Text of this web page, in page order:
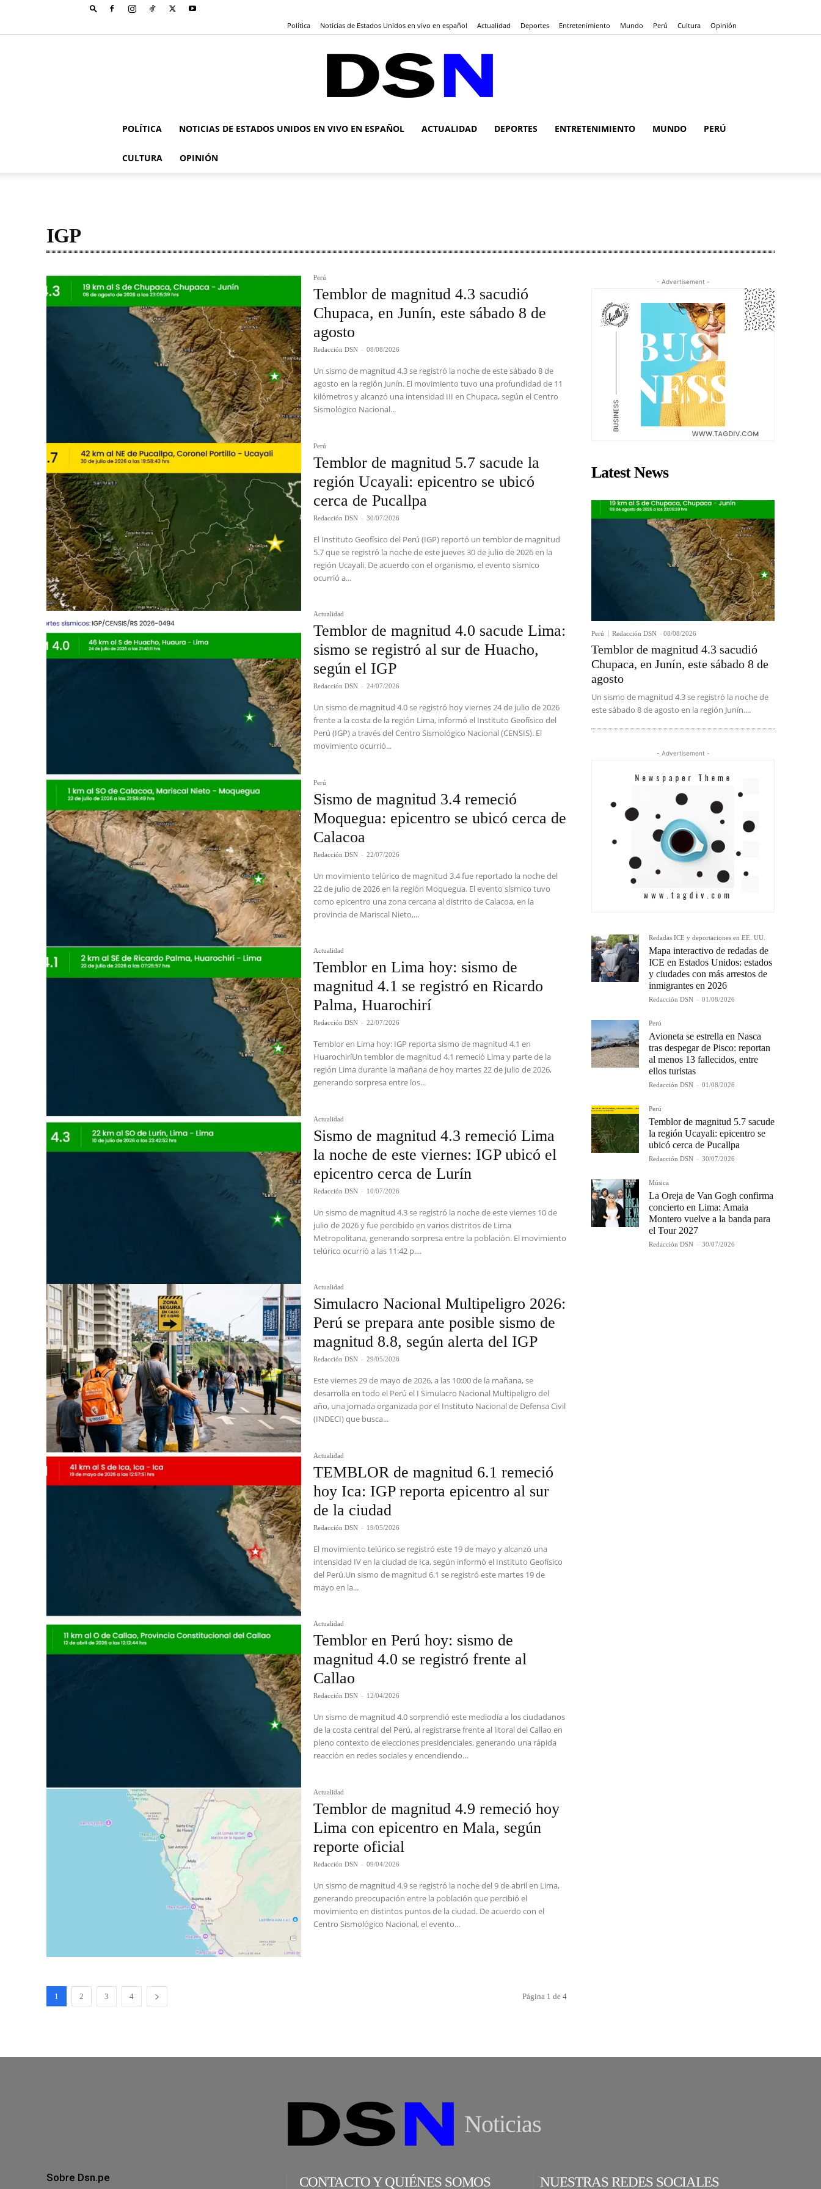
Política Noticias de Estados Unidos en vivo en español Actualidad Deportes Entretenimiento Mundo Perú Cultura Opinión
POLÍTICA NOTICIAS DE ESTADOS UNIDOS EN VIVO EN ESPAÑOL ACTUALIDAD DEPORTES ENTRETENIMIENTO MUNDO PERÚ
CULTURA OPINIÓN
IGP
Perú
Temblor de magnitud 4.3 sacudió
Chupaca, en Junín, este sábado 8 de
agosto
Redacción DSN - 08/08/2026
Un sismo de magnitud 4.3 se registró la noche de este sábado 8 de
agosto en la región Junín. El movimiento tuvo una profundidad de 11
kilómetros y alcanzó una intensidad III en Chupaca, según el Centro
Sismológico Nacional...
Perú
Temblor de magnitud 5.7 sacude la
región Ucayali: epicentro se ubicó
cerca de Pucallpa
Redacción DSN - 30/07/2026
El Instituto Geofísico del Perú (IGP) reportó un temblor de magnitud
5.7 que se registró la noche de este jueves 30 de julio de 2026 en la
región Ucayali. De acuerdo con el organismo, el evento sísmico
ocurrió a...
Actualidad
Temblor de magnitud 4.0 sacude Lima:
sismo se registró al sur de Huacho,
según el IGP
Redacción DSN - 24/07/2026
Un sismo de magnitud 4.0 se registró hoy viernes 24 de julio de 2026
frente a la costa de la región Lima, informó el Instituto Geofísico del
Perú (IGP) a través del Centro Sismológico Nacional (CENSIS). El
movimiento ocurrió...
Perú
Sismo de magnitud 3.4 remeció
Moquegua: epicentro se ubicó cerca de
Calacoa
Redacción DSN - 22/07/2026
Un movimiento telúrico de magnitud 3.4 fue reportado la noche del
22 de julio de 2026 en la región Moquegua. El evento sísmico tuvo
como epicentro una zona cercana al distrito de Calacoa, en la
provincia de Mariscal Nieto,...
Actualidad
Temblor en Lima hoy: sismo de
magnitud 4.1 se registró en Ricardo
Palma, Huarochirí
Redacción DSN - 22/07/2026
Temblor en Lima hoy: IGP reporta sismo de magnitud 4.1 en
HuarochiríUn temblor de magnitud 4.1 remeció Lima y parte de la
región Lima durante la mañana de hoy martes 22 de julio de 2026,
generando sorpresa entre los...
Actualidad
Sismo de magnitud 4.3 remeció Lima
la noche de este viernes: IGP ubicó el
epicentro cerca de Lurín
Redacción DSN - 10/07/2026
Un sismo de magnitud 4.3 se registró la noche de este viernes 10 de
julio de 2026 y fue percibido en varios distritos de Lima
Metropolitana, generando sorpresa entre la población. El movimiento
telúrico ocurrió a las 11:42 p....
Actualidad
Simulacro Nacional Multipeligro 2026:
Perú se prepara ante posible sismo de
magnitud 8.8, según alerta del IGP
Redacción DSN - 29/05/2026
Este viernes 29 de mayo de 2026, a las 10:00 de la mañana, se
desarrolla en todo el Perú el I Simulacro Nacional Multipeligro del
año, una jornada organizada por el Instituto Nacional de Defensa Civil
(INDECI) que busca...
Actualidad
TEMBLOR de magnitud 6.1 remeció
hoy Ica: IGP reporta epicentro al sur
de la ciudad
Redacción DSN - 19/05/2026
El movimiento telúrico se registró este 19 de mayo y alcanzó una
intensidad IV en la ciudad de Ica, según informó el Instituto Geofísico
del Perú.Un sismo de magnitud 6.1 se registró este martes 19 de
mayo en la...
Actualidad
Temblor en Perú hoy: sismo de
magnitud 4.0 se registró frente al
Callao
Redacción DSN - 12/04/2026
Un sismo de magnitud 4.0 sorprendió este mediodía a los ciudadanos
de la costa central del Perú, al registrarse frente al litoral del Callao en
pleno contexto de elecciones presidenciales, generando una rápida
reacción en redes sociales y encendiendo...
Actualidad
Temblor de magnitud 4.9 remeció hoy
Lima con epicentro en Mala, según
reporte oficial
Redacción DSN - 09/04/2026
Un sismo de magnitud 4.9 se registró la noche del 9 de abril en Lima,
generando preocupación entre la población que percibió el
movimiento en distintos puntos de la ciudad. De acuerdo con el
Centro Sismológico Nacional, el evento...
1 2 3 4 Página 1 de 4
- Advertisement -
Latest News
Perú Redacción DSN - 08/08/2026
Temblor de magnitud 4.3 sacudió
Chupaca, en Junín, este sábado 8 de
agosto
Un sismo de magnitud 4.3 se registró la noche de
este sábado 8 de agosto en la región Junín....
- Advertisement -
Redadas ICE y deportaciones en EE. UU.
Mapa interactivo de redadas de
ICE en Estados Unidos: estados
y ciudades con más arrestos de
inmigrantes en 2026
Redacción DSN - 01/08/2026
Perú
Avioneta se estrella en Nasca
tras despegar de Pisco: reportan
al menos 13 fallecidos, entre
ellos turistas
Redacción DSN - 01/08/2026
Perú
Temblor de magnitud 5.7 sacude
la región Ucayali: epicentro se
ubicó cerca de Pucallpa
Redacción DSN - 30/07/2026
Música
La Oreja de Van Gogh confirma
concierto en Lima: Amaia
Montero vuelve a la banda para
el Tour 2027
Redacción DSN - 30/07/2026
Noticias
Sobre Dsn.pe CONTACTO Y QUIÉNES SOMOS NUESTRAS REDES SOCIALES